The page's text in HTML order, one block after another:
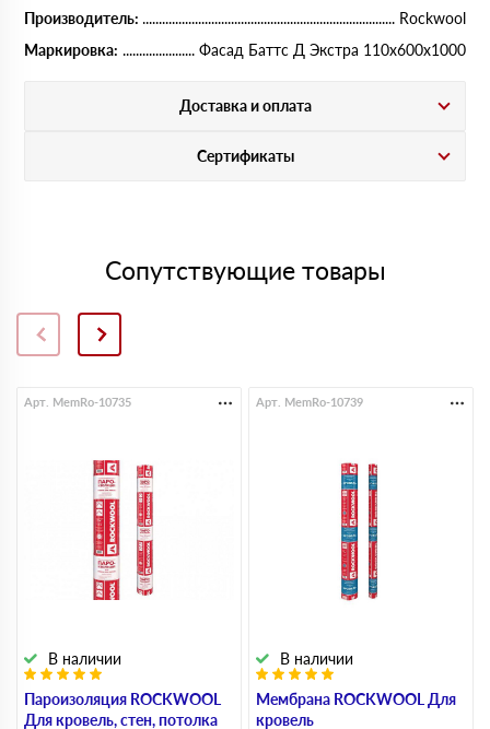
Производитель:
Rockwool
Маркировка:
Фасад Баттс Д Экстра 110х600х1000
Доставка и оплата
Сертификаты
Сопутствующие товары
Пароизоляция ROCKWOOL
Для кровель, стен, потолка
В наличии
Арт. MemRo-10735
Мембрана ROCKWOOL Для
кровель
В наличии
Арт. MemRo-10739